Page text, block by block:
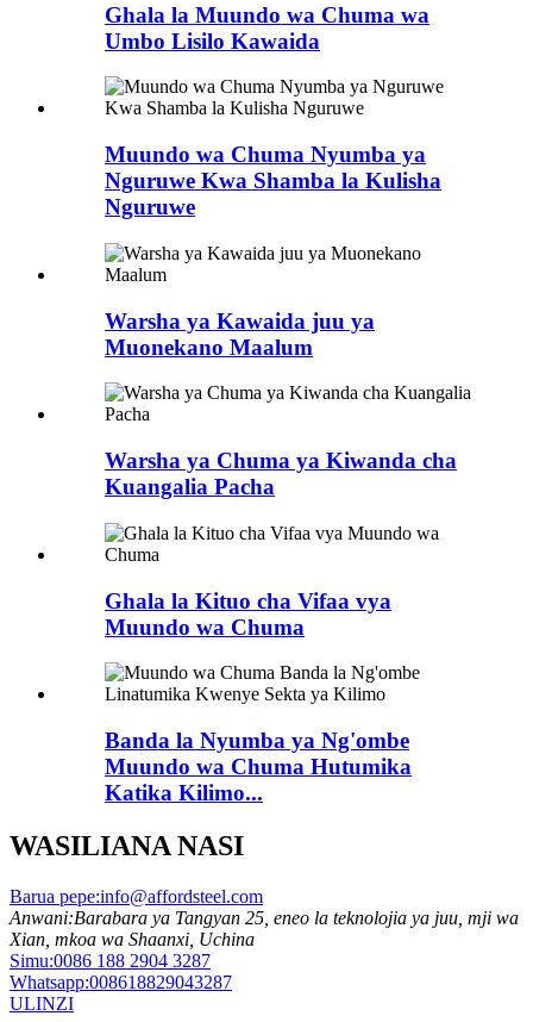
Ghala la Muundo wa Chuma wa
Umbo Lisilo Kawaida
Muundo wa Chuma Nyumba ya
Nguruwe Kwa Shamba la Kulisha
Nguruwe
Warsha ya Kawaida juu ya
Muonekano Maalum
Warsha ya Chuma ya Kiwanda cha
Kuangalia Pacha
Ghala la Kituo cha Vifaa vya
Muundo wa Chuma
Banda la Nyumba ya Ng'ombe
Muundo wa Chuma Hutumika
Katika Kilimo...
WASILIANA NASI
Barua pepe:info@affordsteel.com
Anwani:Barabara ya Tangyan 25, eneo la teknolojia ya juu, mji wa
Xian, mkoa wa Shaanxi, Uchina
Simu:0086 188 2904 3287
Whatsapp:008618829043287
ULINZI